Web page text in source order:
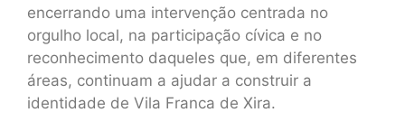
encerrando uma intervenção centrada no
orgulho local, na participação cívica e no
reconhecimento daqueles que, em diferentes
áreas, continuam a ajudar a construir a
identidade de Vila Franca de Xira.